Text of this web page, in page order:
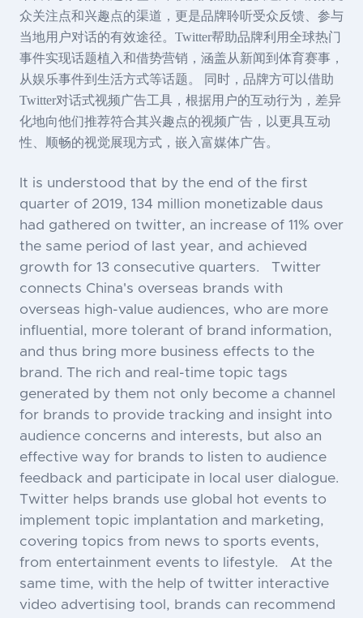
众关注点和兴趣点的渠道，更是品牌聆听受众反馈、参与
当地用户对话的有效途径。Twitter帮助品牌利用全球热门
事件实现话题植入和借势营销，涵盖从新闻到体育赛事，
从娱乐事件到生活方式等话题。 同时，品牌方可以借助
Twitter对话式视频广告工具，根据用户的互动行为，差异
化地向他们推荐符合其兴趣点的视频广告，以更具互动
性、顺畅的视觉展现方式，嵌入富媒体广告。
It is understood that by the end of the first
quarter of 2019, 134 million monetizable daus
had gathered on twitter, an increase of 11% over
the same period of last year, and achieved
growth for 13 consecutive quarters. Twitter
connects China's overseas brands with
overseas high-value audiences, who are more
influential, more tolerant of brand information,
and thus bring more business effects to the
brand. The rich and real-time topic tags
generated by them not only become a channel
for brands to provide tracking and insight into
audience concerns and interests, but also an
effective way for brands to listen to audience
feedback and participate in local user dialogue.
Twitter helps brands use global hot events to
implement topic implantation and marketing,
covering topics from news to sports events,
from entertainment events to lifestyle. At the
same time, with the help of twitter interactive
video advertising tool, brands can recommend